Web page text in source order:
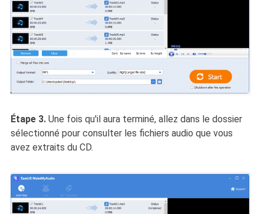
Étape 3. Une fois qu'il aura terminé, allez dans le dossier
sélectionné pour consulter les fichiers audio que vous
avez extraits du CD.